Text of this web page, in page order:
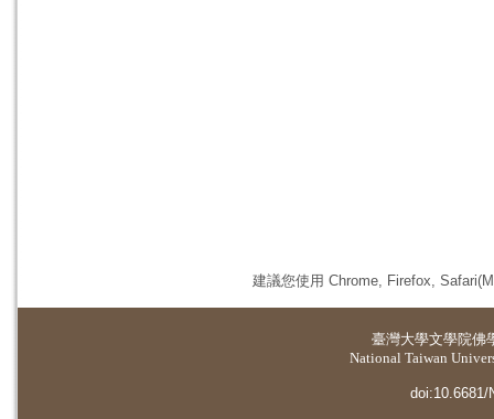
建議您使用 Chrome, Firefox,
臺灣大學文學院佛
National Taiwan
doi:10.6681/